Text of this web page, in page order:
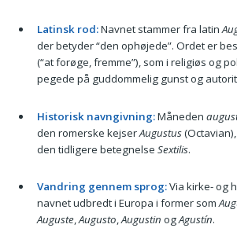
Latinsk rod:Navnet stammer fra latin
der betyder “den ophøjede”. Ordet er
(“at forøge, fremme”), som i religiøs og
pegede på guddommelig gunst og
Historisk navngivning:Måneden
den romerske kejserAugustus
den tidligere betegnelse Sextilis.
Vandring gennem sprog:Via kirke- og
navnet udbredt i Europa i former som
Auguste,Augusto,Augustin ogAgustín.